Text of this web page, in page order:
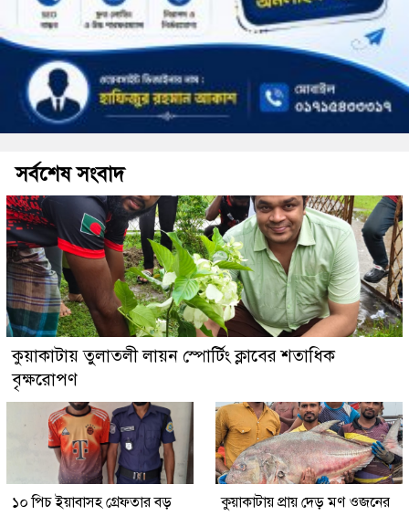
সর্বশেষ সংবাদ
কুয়াকাটায় তুলাতলী লায়ন স্পোর্টিং ক্লাবের শতাধিক
বৃক্ষরোপণ
১০ পিচ ইয়াবাসহ গ্রেফতার বড়
কুয়াকাটায় প্রায় দেড় মণ ওজনের